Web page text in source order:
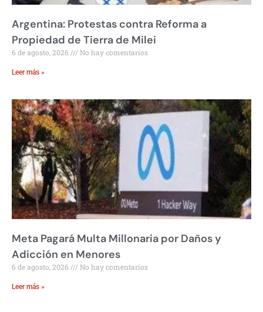
Argentina: Protestas contra Reforma a
Propiedad de Tierra de Milei
6 de agosto, 2026 No hay comentarios
Leer más »
Meta Pagará Multa Millonaria por Daños y
Adicción en Menores
6 de agosto, 2026 No hay comentarios
Leer más »